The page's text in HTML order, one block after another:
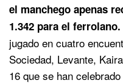
el manchego apenas
1.342 para el ferrolano.
jugado en cuatro
Sociedad, Levante,
16 que se han